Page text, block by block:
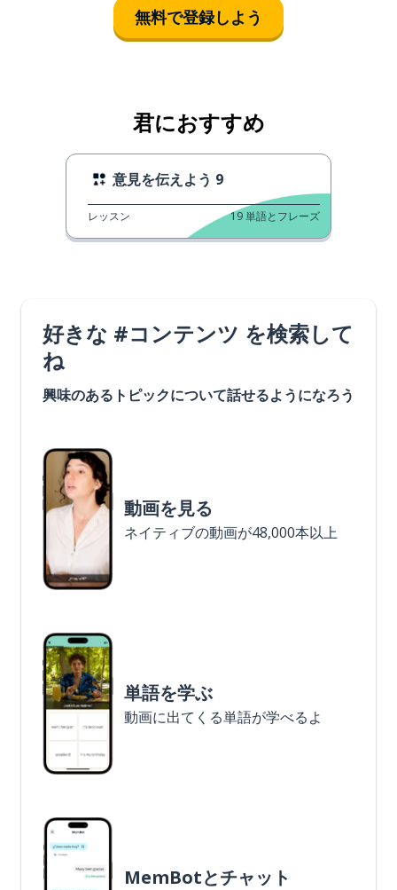
無料で登録しよう
君におすすめ
意見を伝えよう 9
レッスン 19単語とフレーズ
好きな #コンテンツ を検索して
ね
興味のあるトピックについて話せるようになろう
動画を見る
ネイティブの動画が48,000本以上
単語を学ぶ
動画に出てくる単語が学べるよ
MemBotとチャット